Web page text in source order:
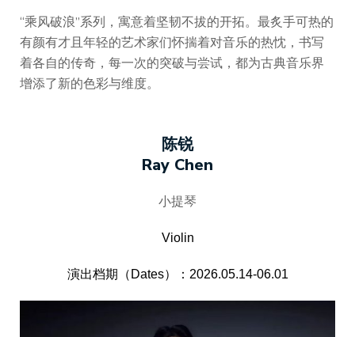
“乘风破浪”系列，寓意着坚韧不拔的开拓。最炙手可热的
有颜有才且年轻的艺术家们怀揣着对音乐的热忱，书写
着各自的传奇，每一次的突破与尝试，都为古典音乐界
增添了新的色彩与维度。
陈锐
Ray Chen
小提琴
Violin
演出档期（Dates）：2026.05.14-06.01